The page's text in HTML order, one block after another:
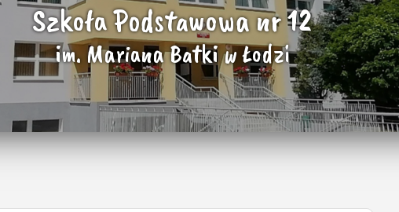
Szkoła Podstawowa nr 12
im. Mariana Batki w Łodzi